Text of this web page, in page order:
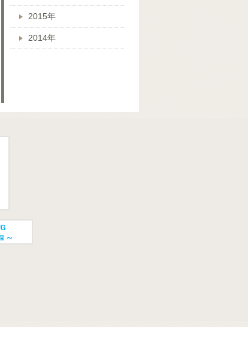
2015年
2014年